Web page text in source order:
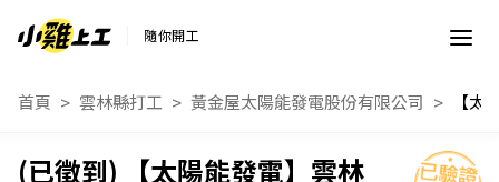
隨你開工
首頁 雲林縣打工 黃金屋太陽能發電股份有限公司
【太陽能發電】雲林